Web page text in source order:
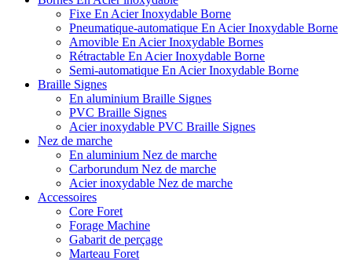
Fixe En Acier Inoxydable Borne
Pneumatique-automatique En Acier Inoxydable Borne
Amovible En Acier Inoxydable Bornes
Rétractable En Acier Inoxydable Borne
Semi-automatique En Acier Inoxydable Borne
Braille Signes
En aluminium Braille Signes
PVC Braille Signes
Acier inoxydable PVC Braille Signes
Nez de marche
En aluminium Nez de marche
Carborundum Nez de marche
Acier inoxydable Nez de marche
Accessoires
Core Foret
Forage Machine
Gabarit de perçage
Marteau Foret